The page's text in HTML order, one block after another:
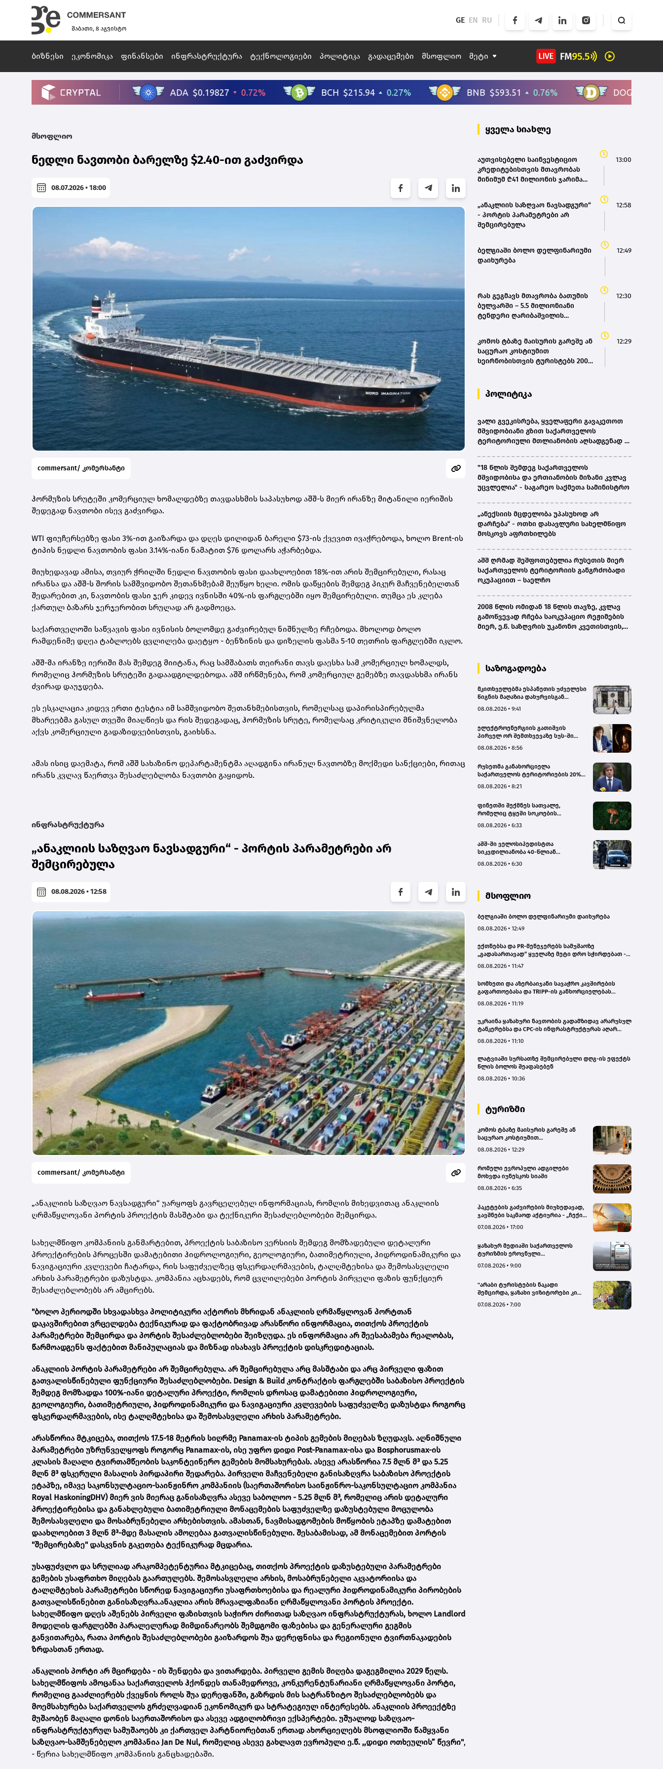
შაბათი, 8 აგვისტო
GE EN RU
ბიზნესი ეკონომიკა ფინანსები ინფრასტრუქტურა ტექნოლოგიები პოლიტიკა გადაცემები მსოფლიო მეტი
მსოფლიო
ნედლი ნავთობი ბარელზე $2.40-ით გაძვირდა
08.07.2026 • 18:00
commersant/ კომერსანტი
ჰორმუზის სრუტეში კომერციულ ხომალდებზე თავდასხმის საპასუხოდ აშშ-ს მიერ ირანზე მიტანილი იერიშის
შედეგად ნავთობი ისევ გაძვირდა.
WTI ფიუჩერსებზე ფასი 3%-ით გაიზარდა და დღეს დილიდან ბარელი $73-ის ქვევით ივაჭრებოდა, ხოლო Brent-ის
ტიპის ნედლი ნავთობის ფასი 3.14%-იანი ნამატით $76 დოლარს აჭარბებდა.
მიუხედავად ამისა, თვიურ ჭრილში ნედლი ნავთობის ფასი დაახლოებით 18%-ით არის შემცირებული, რასაც
ირანსა და აშშ-ს შორის სამშვიდობო შეთანხმებამ შეუწყო ხელი. ომის დაწყების შემდეგ პიკურ მაჩვენებელთან
შედარებით კი, ნავთობის ფასი ჯერ კიდევ ივნისში 40%-ის ფარგლებში იყო შემცირებული. თუმცა ეს კლება
ქართულ ბაზარს ჯერჯერობით სრულად არ გადმოეცა.
საქართველოში საწვავის ფასი ივნისის ბოლომდე გაძვირებულ ნიშნულზე რჩებოდა. მხოლოდ ბოლო
რამდენიმე დღეა ტაბლოებს ცვლილება დაეტყო - ბენზინის და დიზელის ფასმა 5-10 თეთრის ფარგლებში იკლო.
აშშ-მა ირანზე იერიში მას შემდეგ მიიტანა, რაც სამშაბათს თეირანი თავს დაესხა სამ კომერციულ ხომალდს,
რომელიც ჰორმუზის სრუტეში გადაადგილდებოდა. აშშ ირწმუნება, რომ კომერციულ გემებზე თავდასხმა ირანს
ძვირად დაუჯდება.
ეს ესკალაცია კიდევ ერთი ტესტია იმ სამშვიდობო შეთანხმებისთვის, რომელსაც დაპირისპირებულმა
მხარეებმა გასულ თვეში მიაღწიეს და რის შედეგადაც, ჰორმუზის სრუტე, რომელსაც კრიტიკული მნიშვნელობა
აქვს კომერციული გადაზიდვებისთვის, გაიხსნა.
ამას ისიც დაემატა, რომ აშშ სახაზინო დეპარტამენტმა აღადგინა ირანულ ნავთობზე მოქმედი სანქციები, რითაც
ირანს კვლავ წაერთვა შესაძლებლობა ნავთობი გაყიდოს.
ინფრასტრუქტურა
„ანაკლიის საზღვაო ნავსადგური“ - პორტის პარამეტრები არ
შემცირებულა
08.08.2026 • 12:58
commersant/ კომერსანტი
„ანაკლიის საზღვაო ნავსადგური“ უარყოფს გავრცელებულ ინფორმაციას, რომლის მიხედვითაც ანაკლიის
ღრმაწყლოვანი პორტის პროექტის მასშტაბი და ტექნიკური შესაძლებლობები შემცირდა.
სახელმწიფო კომპანიის განმარტებით, პროექტის საბაზისო ვერსიის შემდეგ მომზადებული დეტალური
პროექტირების პროცესში დამატებითი ჰიდროლოგიური, გეოლოგიური, ბათიმეტრიული, ჰიდროდინამიკური და
ნავიგაციური კვლევები ჩატარდა, რის საფუძველზეც ფსკერდაღრმავების, ტალღმტეხისა და შემოსასვლელი
არხის პარამეტრები დაზუსტდა. კომპანია აცხადებს, რომ ცვლილებები პორტის პირველი ფაზის ფუნქციურ
შესაძლებლობებს არ ამცირებს.
"ბოლო პერიოდში სხვადასხვა პოლიტიკური აქტორის მხრიდან ანაკლიის ღრმაწყლოვან პორტთან
დაკავშირებით ვრცელდება ტექნიკურად და ფაქტობრივად არასწორი ინფორმაცია, თითქოს პროექტის
პარამეტრები შემცირდა და პორტის შესაძლებლობები შეიზღუდა. ეს ინფორმაცია არ შეესაბამება რეალობას,
წარმოადგენს ფაქტებით მანიპულაციას და მიზნად ისახავს პროექტის დისკრედიტაციას.
ანაკლიის პორტის პარამეტრები არ შემცირებულა. არ შემცირებულა არც მასშტაბი და არც პირველი ფაზით
გათვალისწინებული ფუნქციური შესაძლებლობები. Design & Build კონტრაქტის ფარგლებში საბაზისო პროექტის
შემდეგ მომზადდა 100%-იანი დეტალური პროექტი, რომლის დროსაც დამატებითი ჰიდროლოგიური,
გეოლოგიური, ბათიმეტრიული, ჰიდროდინამიკური და ნავიგაციური კვლევების საფუძველზე დაზუსტდა როგორც
ფსკერდაღრმავების, ისე ტალღმტეხისა და შემოსასვლელი არხის პარამეტრები.
არასწორია მტკიცება, თითქოს 17.5-18 მეტრის სიღრმე Panamax-ის ტიპის გემების მიღებას ზღუდავს. აღნიშნული
პარამეტრები უზრუნველყოფს როგორც Panamax-ის, ისე უფრო დიდი Post-Panamax-ისა და Bosphorusmax-ის
კლასის მაღალი ტვირთამწეობის საკონტეინერო გემების მომსახურებას. ასევე არასწორია 7.5 მლნ მ³ და 5.25
მლნ მ³ ფსკერული მასალის პირდაპირი შედარება. პირველი მაჩვენებელი განისაზღვრა საბაზისო პროექტის
ეტაპზე, იმავე საკონსულტაციო-საინჟინრო კომპანიის (საერთაშორისო საინჟინრო-საკონსულტაციო კომპანია
Royal HaskoningDHV) მიერ ვის მიერაც განისაზღვრა ასევე საბოლოო - 5.25 მლნ მ³, რომელიც არის დეტალური
პროექტირებისა და განახლებული ბათიმეტრიული მონაცემების საფუძველზე დაზუსტებული მოცულობა
შემოსასვლელი და მოსაბრუნებელი არხებისთვის. ამასთან, ნავმისადგომების მოწყობის ეტაპზე დამატებით
დაახლოებით 3 მლნ მ³-მდე მასალის ამოღებაა გათვალისწინებული. შესაბამისად, ამ მონაცემებით პორტის
"შემცირებაზე" დასკვნის გაკეთება ტექნიკურად მცდარია.
უსაფუძვლო და სრულიად არაკომპეტენტურია მტკიცებაც, თითქოს პროექტის დაზუსტებული პარამეტრები
გემების უსაფრთხო მიღებას გაართულებს. შემოსასვლელი არხის, მოსაბრუნებელი აკვატორიისა და
ტალღმტეხის პარამეტრები სწორედ ნავიგაციური უსაფრთხოებისა და რეალური ჰიდროდინამიკური პირობების
გათვალისწინებით განისაზღვრა.ანაკლია არის მრავალფაზიანი ღრმაწყლოვანი პორტის პროექტი.
სახელმწიფო დღეს აშენებს პირველი ფაზისთვის საჭირო ძირითად საზღვაო ინფრასტრუქტურას, ხოლო Landlord
მოდელის ფარგლებში პარალელურად მიმდინარეობს შემდგომი ფაზებისა და გენერალური გეგმის
განვითარება, რათა პორტის შესაძლებლობები გაიზარდოს შუა დერეფნისა და რეგიონული ტვირთნაკადების
ზრდასთან ერთად.
ანაკლიის პორტი არ მცირდება - ის შენდება და ვითარდება. პირველი გემის მიღება დაგეგმილია 2029 წელს.
სახელმწიფოს ამოცანაა საქართველოს ჰქონდეს თანამედროვე, კონკურენტუნარიანი ღრმაწყლოვანი პორტი,
რომელიც გააძლიერებს ქვეყნის როლს შუა დერეფანში, გაზრდის მის სატრანზიტო შესაძლებლობებს და
მოემსახურება საქართველოს გრძელვადიან ეკონომიკურ და სტრატეგიულ ინტერესებს. ანაკლიის პროეექტზე
მუშაობენ მაღალი დონის საერთაშორისო და ასევე ადგილობრივი ექსპერტები. უშუალოდ საზღვაო-
ინფრასტრუქტურულ სამუშაოებს კი ქართველ პარტნიორებთან ერთად ახორციელებს მსოფლიოში წამყვანი
საზღვაო-სამშენებელო კომპანია Jan De Nul, რომელიც ასევე გახლავთ ევროპული ე.წ. ,,დიდი ოთხეულის” წევრი",
- წერია სახელმწიფო კომპანიის განცხადებაში.
ყველა სიახლე
აუთვისებელი საინვესტიციო
კრედიტებისთვის მთავრობას
მინიმუმ ₾41 მილიონის ჯარიმა
13:00
„ანაკლიის საზღვაო ნავსადგური“
- პორტის პარამეტრები არ
შემცირებულა
12:58
ბელგიაში ბოლო დელფინარიუმი
დაიხურება
12:49
რას გეგმავს მთავრობა ბათუმის
ბულვარში – 5.5 მილიონიანი
ტენდერი ღარიბაშვილის
12:30
კომოს ტბაზე მაისურის გარეშე ან
საცურაო კოსტიუმით
სეირნობისთვის ტურისტებს 200
12:29
პოლიტიკა
ვალი გვეკისრება, ყველაფერი გავაკეთოთ
მშვიდობიანი გზით საქართველოს
ტერიტორიული მთლიანობის აღსადგენად -
"18 წლის შემდეგ საქართველოს
მშვიდობისა და ერთიანობის მიზანი კვლავ
უცვლელია" - საგარეო საქმეთა სამინისტრო
„ანექსიის მცდელობა უპასუხოდ არ
დარჩება“ - ოთხი დასავლური სახელმწიფო
მოსკოვს აფრთხილებს
აშშ ღრმად შეშფოთებულია რუსეთის მიერ
საქართველოს ტერიტორიის განგრძობადი
ოკუპაციით – საელჩო
2008 წლის ომიდან 18 წლის თავზე, კვლავ
გამოწვევად რჩება საოკუპაციო რეჟიმების
მიერ, ე.წ. საზღვრის უკანონო კვეთისთვის,
სახალხო დამცველი
საზოგადოება
მკითხველებმა ესპანეთის უძველესი
წიგნის მაღაზია დახურვისგან
08.08.2026 • 9:41
ელექტროენერგიის გათიშვის
პირველ ორ შემთხვევაზე სუს-ში
გათიშვას ჰქონდა კონკრეტული
სამუშაოები ენგურჰესზე - კობახიძე
08.08.2026 • 8:56
რუსეთმა განახორციელა
საქართველოს ტერიტორიების 20%-
რეჟიმის და „ნაცმოძრაობის“
გადაფარავს ამ დანაშაულს, ეს იყო
დანაშაული ჩვენი სახელმწიფოს
წინაშე - კობახიძე
08.08.2026 • 8:21
ფინეთში შექმნეს სათვალე,
რომელიც ტყეში სოკოების
08.08.2026 • 6:33
აშშ-ში ველოსიპედისტთა
სიკვდილიანობა 40-წლიან
08.08.2026 • 6:30
მსოფლიო
ბელგიაში ბოლო დელფინარიუმი დაიხურება
08.08.2026 • 12:49
ექთნებსა და PR-მენეჯერებს სამუშაოზე
„გადასართავად“ ყველაზე მეტი დრო სჭირდებათ -
08.08.2026 • 11:47
სომხეთი და აზერბაიჯანი სავაჭრო კავშირების
გაფართოებასა და TRIPP-ის განხორციელებას
08.08.2026 • 11:19
უკრაინა ყაზახური ნავთობის გადამზიდავ არარუსულ
ტანკერებსა და CPC-ის ინფრასტრუქტურას აღარ
08.08.2026 • 11:10
ლატვიაში სურსათზე შემცირებული დღგ-ის ეფექტს
წლის ბოლოს შეაფასებენ
08.08.2026 • 10:36
ტურიზმი
კომოს ტბაზე მაისურის გარეშე ან
საცურაო კოსტიუმით
ევრომდე დააჯარიმებენ
08.08.2026 • 12:29
რომელი ევროპული ადგილები
მოხვდა იუნესკოს სიაში
08.08.2026 • 6:35
პაკეტების გაძვირების მიუხედავად,
ჯავშნები საკმაოდ აქტიურია - „ჩექინ
07.08.2026 • 17:00
ყაზახურ მედიაში საქართველოს
ტურიზმის ეროვნული
კამპანიის ფარგლებში სტატიები
07.08.2026 • 9:00
"არაბი ტურისტების ნაკადი
შემცირდა, ყაზახი ვიზიტორები კი
Hotel
07.08.2026 • 7:00